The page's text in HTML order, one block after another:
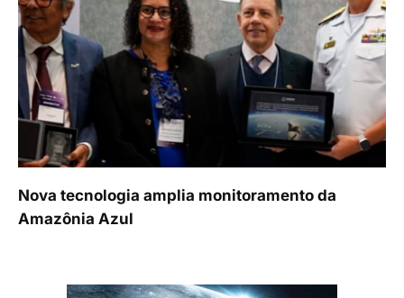
Nova tecnologia amplia monitoramento da
Amazônia Azul